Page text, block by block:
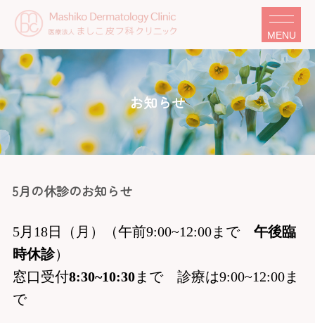
MENU
お知らせ
5月の休診のお知らせ
5月18日（月）（午前9:00~12:00まで 午後臨
時休診）
窓口受付8:30~10:30まで 診療は9:00~12:00ま
で